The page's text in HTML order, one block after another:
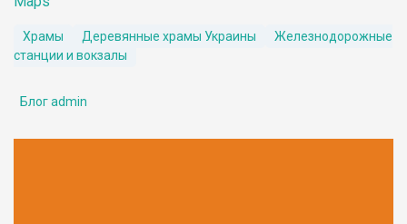
Храмы Деревянные храмы Украины
Железнодорожные
станции и вокзалы
Блог admin